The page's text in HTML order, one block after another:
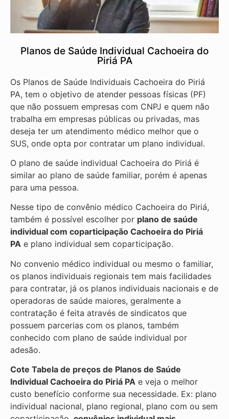
Planos de Saúde Individual Cachoeira do
Piriá PA
Os Planos de Saúde Individuais Cachoeira do Piriá
PA, tem o objetivo de atender pessoas físicas (PF)
que não possuem empresas com CNPJ e quem não
trabalha em empresas públicas ou privadas, mas
deseja ter um atendimento médico melhor que o
SUS, onde opta por contratar um plano individual.
O plano de saúde individual Cachoeira do Piriá é
similar ao plano de saúde familiar, porém é apenas
para uma pessoa.
Nesse tipo de convênio médico Cachoeira do Piriá,
também é possível escolher por plano de saúde
individual com coparticipação Cachoeira do Piriá
PA e plano individual sem coparticipação.
No convenio médico individual ou mesmo o familiar,
os planos individuais regionais tem mais facilidades
para contratar, já os planos individuais nacionais e de
operadoras de saúde maiores, geralmente a
contratação é feita através de sindicatos que
possuem parcerias com os planos, também
conhecido com plano de saúde individual por
adesão.
Cote Tabela de preços de Planos de Saúde
Individual Cachoeira do Piriá PA e veja o melhor
custo benefício conforme sua necessidade. Ex: plano
individual nacional, plano regional, plano com ou sem